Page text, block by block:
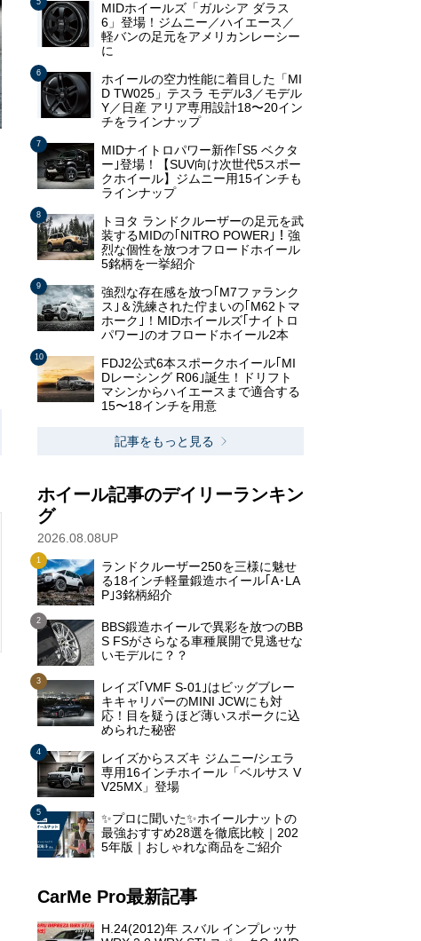
MIDホイールズ「ガルシア ダラス
6」登場！ジムニー／ハイエース／
軽バンの足元をアメリカンレーシー
に
ホイールの空力性能に着目した「MI
D TW025」テスラ モデル3／モデル
Y／日産 アリア専用設計18〜20イン
チをラインナップ
MIDナイトロパワー新作｢S5 ベクタ
ー｣登場！【SUV向け次世代5スポー
クホイール】ジムニー用15インチも
ラインナップ
トヨタ ランドクルーザーの足元を武
装するMIDの｢NITRO POWER｣！強
烈な個性を放つオフロードホイール
5銘柄を一挙紹介
強烈な存在感を放つ｢M7ファランク
ス｣＆洗練された佇まいの｢M62トマ
ホーク｣！MIDホイールズ｢ナイトロ
パワー｣のオフロードホイール2本
FDJ2公式6本スポークホイール｢MI
Dレーシング R06｣誕生！ドリフト
マシンからハイエースまで適合する
15〜18インチを用意
記事をもっと見る
ホイール記事のデイリーランキン
グ
2026.08.08UP
ランドクルーザー250を三様に魅せ
る18インチ軽量鍛造ホイール｢A･LA
P｣3銘柄紹介
BBS鍛造ホイールで異彩を放つのBB
S FSがさらなる車種展開で見逃せな
いモデルに？？
レイズ｢VMF S-01｣はビッグブレー
キキャリパーのMINI JCWにも対
応！目を疑うほど薄いスポークに込
められた秘密
レイズからスズキ ジムニー/シエラ
専用16インチホイール「ベルサス V
V25MX」登場
✨プロに聞いた✨ホイールナットの
最強おすすめ28選を徹底比較｜202
5年版｜おしゃれな商品をご紹介
CarMe Pro最新記事
H.24(2012)年 スバル インプレッサ